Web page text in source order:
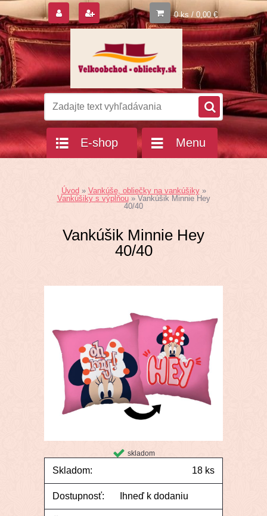
0 ks / 0,00 €
E-shop Menu
Úvod » Vankúše, obliečky na vankúšiky »
Vankúšiky s výplňou » Vankúšik Minnie Hey
40/40
Vankúšik Minnie Hey
40/40
skladom
Skladom: 18 ks
Dostupnosť: Ihneď k dodaniu